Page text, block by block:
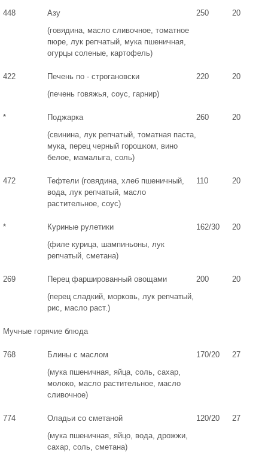
448
Азу
(говядина, масло сливочное, томатное
пюре, лук репчатый, мука пшеничная,
огурцы соленые, картофель)
250 20
422
Печень по - строгановски
(печень говяжья, соус, гарнир)
220 20
*
Поджарка
(свинина, лук репчатый, томатная паста,
мука, перец черный горошком, вино
белое, мамалыга, соль)
260 20
472
Тефтели (говядина, хлеб пшеничный,
вода, лук репчатый, масло
растительное, соус)
110 20
*
Куриные рулетики
(филе курица, шампиньоны, лук
репчатый, сметана)
162/30 20
269
Перец фаршированный овощами
(перец сладкий, морковь, лук репчатый,
рис, масло раст.)
200 20
Мучные горячие блюда
768
Блины с маслом
(мука пшеничная, яйца, соль, сахар,
молоко, масло растительное, масло
сливочное)
170/20 27
774
Оладьи со сметаной
(мука пшеничная, яйцо, вода, дрожжи,
сахар, соль, сметана)
120/20 27